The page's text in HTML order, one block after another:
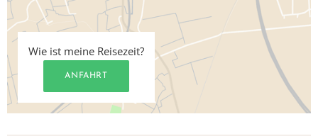
Wie ist meine Reisezeit?
ANFAHRT